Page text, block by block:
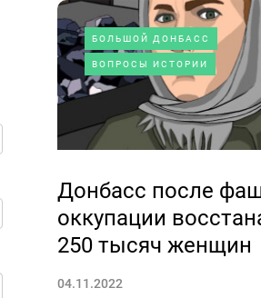
БОЛЬШОЙ ДОНБАСС
ВОПРОСЫ ИСТОРИИ
Донбасс после
оккупации
250 тысяч женщин
04.11.2022